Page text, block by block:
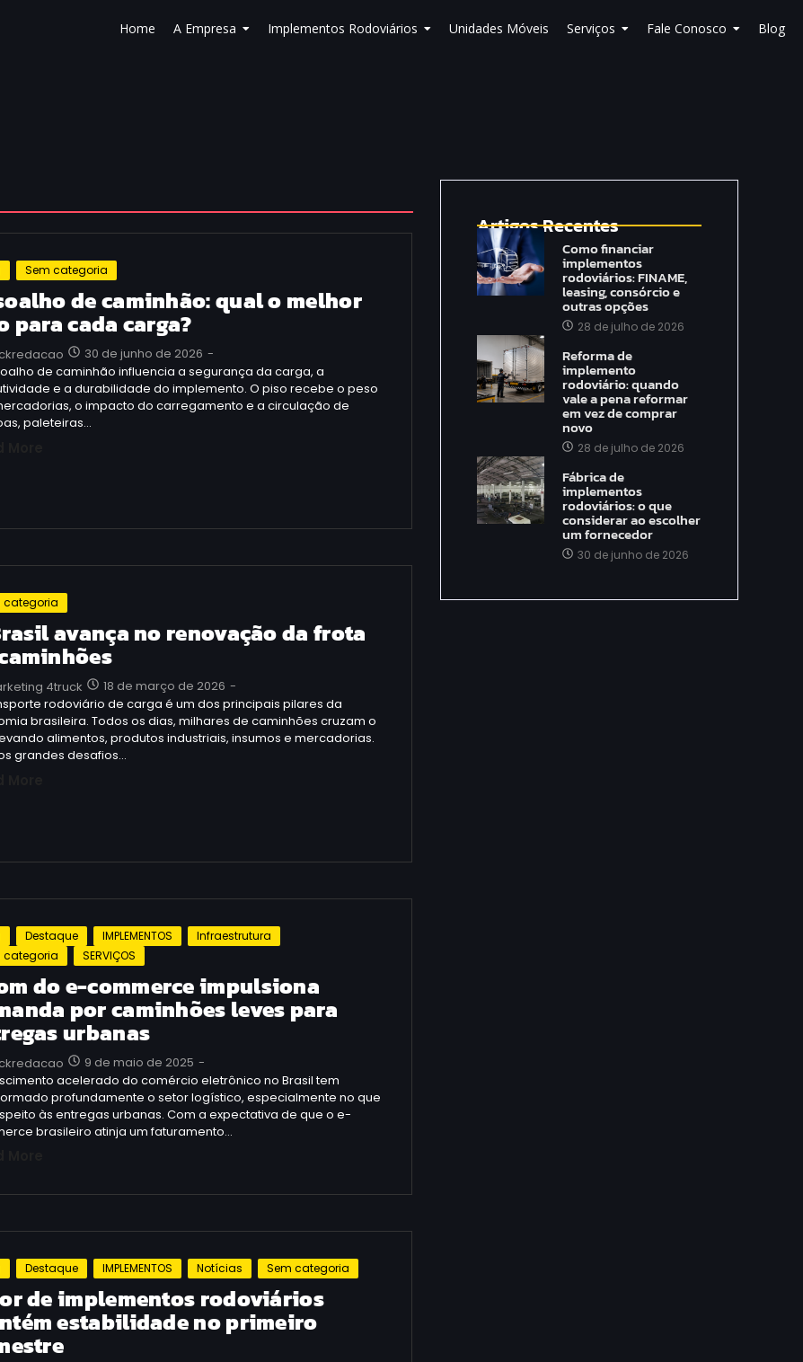
Home A Empresa Implementos Rodoviários Unidades Móveis Serviços Fale Conosco Blog
Sem categoria
de caminhão: qual o melhor
para cada carga?
30 de junho de 2026 -
de caminhão influencia a segurança da carga, a
e a durabilidade do implemento. O piso recebe o peso
o impacto do carregamento e a circulação de
paleteiras…
categoria
avança no renovação da frota
4truck 18 de março de 2026 -
rodoviário de carga é um dos principais pilares da
brasileira. Todos os dias, milhares de caminhões cruzam o
alimentos, produtos industriais, insumos e mercadorias.
grandes desafios…
Destaque IMPLEMENTOS
Infraestrutura
categoria
SERVIÇOS
do e-commerce impulsiona
por caminhões leves para
urbanas
9 de maio de 2025 -
acelerado do comércio eletrônico no Brasil tem
profundamente o setor logístico, especialmente no que
às entregas urbanas. Com a expectativa de que o e-
brasileiro atinja um faturamento…
Destaque IMPLEMENTOS Notícias Sem categoria
de implementos rodoviários
estabilidade no primeiro
Artigos Recentes
Como financiar
implementos
rodoviários: FINAME,
leasing, consórcio e
outras opções
28 de julho de 2026
Reforma de
implemento
rodoviário: quando
vale a pena reformar
em vez de comprar
novo
28 de julho de 2026
Fábrica de
implementos
rodoviários: o que
considerar ao escolher
um fornecedor
30 de junho de 2026